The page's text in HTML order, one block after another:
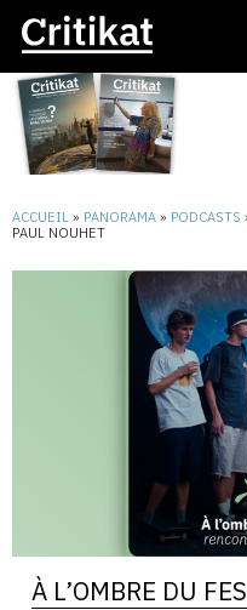
ACCUEIL » PANORAMA » PODCASTS
PAUL NOUHET
À L’OMBRE DU